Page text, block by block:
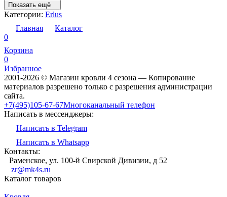
Показать ещё
Категории: Erlus
Главная
Каталог
0
Корзина
0
Избранное
2001-2026 © Магазин кровли 4 сезона — Копирование
материалов разрешено только с разрешения администрации
сайта.
+7(495)105-67-67Многоканальный телефон
Написать в мессенджеры:
Написать в Telegram
Написать в Whatsapp
Контакты:
Раменское, ул. 100-й Свирской Дивизии, д 52
zr@mk4s.ru
Каталог товаров